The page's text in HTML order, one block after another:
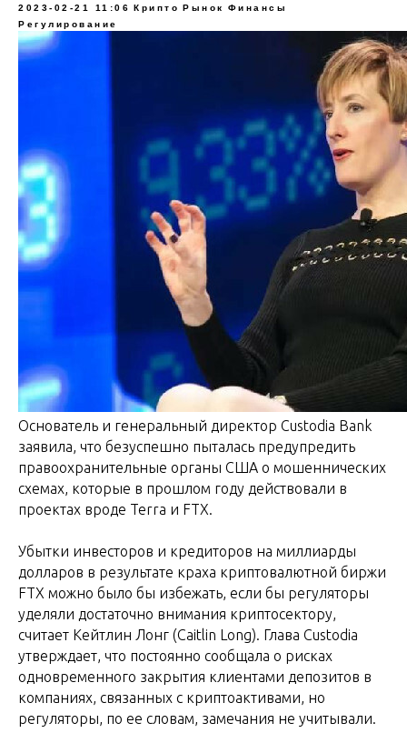
2023-02-21 11:06 Крипто Рынок
Финансы
Регулирование
Основатель и генеральный директор Custodia Bank
заявила, что безуспешно пыталась предупредить
правоохранительные органы США о мошеннических
схемах, которые в прошлом году действовали в
проектах вроде Terra и FTX.
Убытки инвесторов и кредиторов на миллиарды
долларов в результате краха криптовалютной биржи
FTX можно было бы избежать, если бы регуляторы
уделяли достаточно внимания криптосектору,
считает Кейтлин Лонг (Caitlin Long). Глава Custodia
утверждает, что постоянно сообщала о рисках
одновременного закрытия клиентами депозитов в
компаниях, связанных с криптоактивами, но
регуляторы, по ее словам, замечания не учитывали.